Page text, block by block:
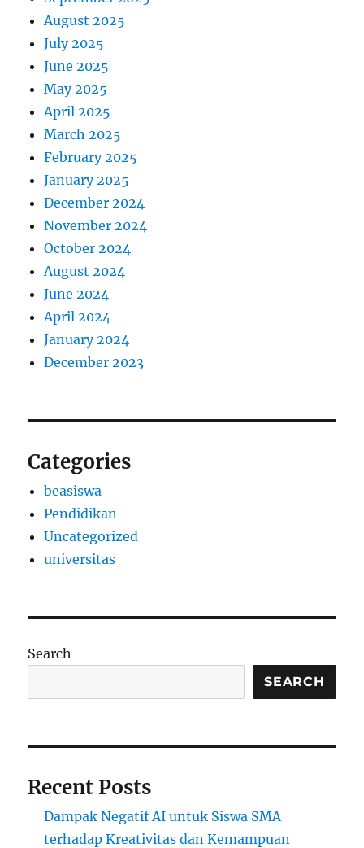
August 2025
July 2025
June 2025
May 2025
April 2025
March 2025
February 2025
January 2025
December 2024
November 2024
October 2024
August 2024
June 2024
April 2024
January 2024
December 2023
Categories
beasiswa
Pendidikan
Uncategorized
universitas
Search
SEARCH
Recent Posts
Dampak Negatif AI untuk Siswa SMA
terhadap Kreativitas dan Kemampuan